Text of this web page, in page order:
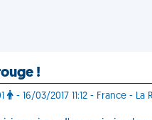
!
- 16/03/2017 11:12 - France - La